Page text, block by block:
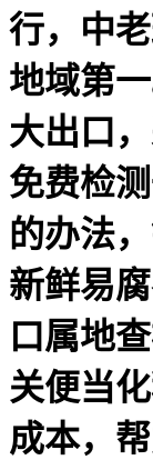
行，中
地域第
大出口
免费检
的办法
新鲜易
口属地
关便当
成本，